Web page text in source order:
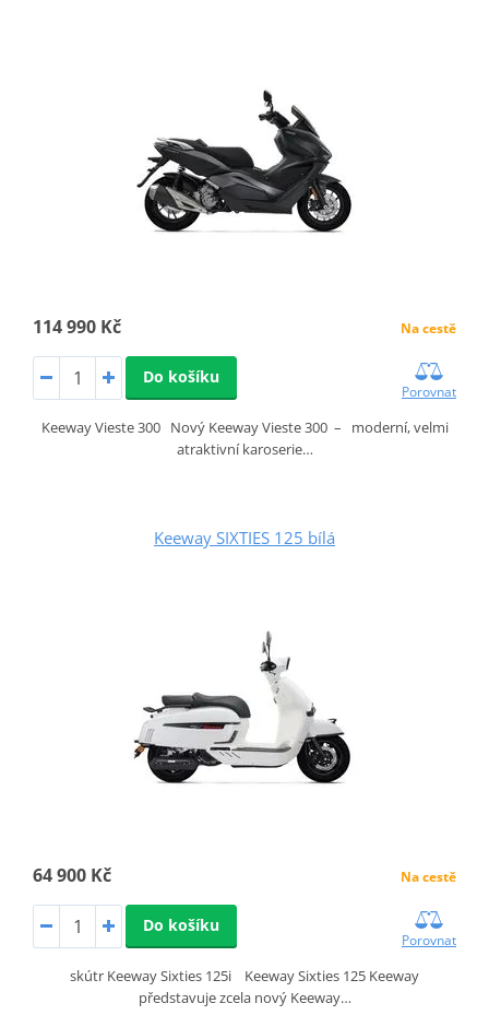
114 990 Kč Na cestě
Do košíku
Porovnat
Keeway Vieste 300 Nový Keeway Vieste 300 – moderní, velmi
atraktivní karoserie…
Keeway SIXTIES 125 bílá
64 900 Kč Na cestě
Do košíku
Porovnat
skútr Keeway Sixties 125i Keeway Sixties 125 Keeway
představuje zcela nový Keeway…